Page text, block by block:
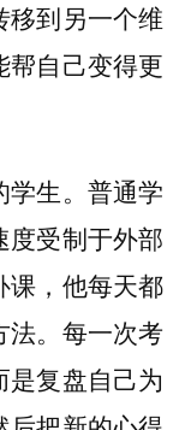
移到另一个维
帮自己变得更
学生。普通学
度受制于外部
课，他每天都
法。每一次考
复盘自己为